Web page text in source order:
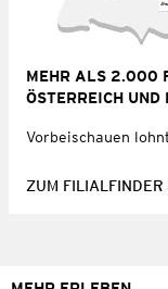
MEHR ALS 2.000
ÖSTERREICH
Vorbeischauen
ZUM FILIALFINDER